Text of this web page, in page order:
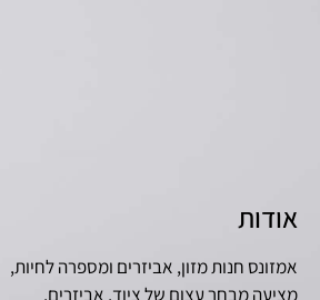
אודות
אמזונס חנות מזון, אביזרים ומספרה לחיות,
מציעה מבחר עצום של ציוד, אביזרים,